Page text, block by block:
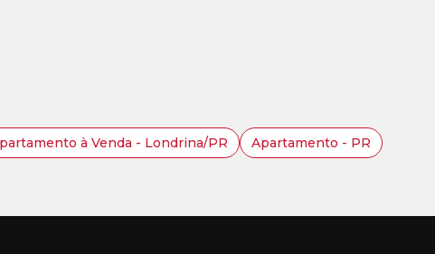
à Venda - Londrina/PR Apartamento - PR